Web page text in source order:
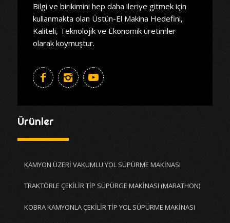
Bilgi ve birikimini hep daha ileriye gitmek için
kullanmakta olan Üstün-El Makina Hedefini,
Kaliteli, Teknolojik ve Ekonomik üretimler
olarak koymuştur.
Ürünler
KAMYON ÜZERİ VAKUMLU YOL SÜPÜRME MAKİNASI
TRAKTÖRLE ÇEKİLİR TİP SÜPÜRGE MAKİNASI (MARATHON)
KOBRA KAMYONLA ÇEKİLİR TİP YOL SÜPÜRME MAKİNASI